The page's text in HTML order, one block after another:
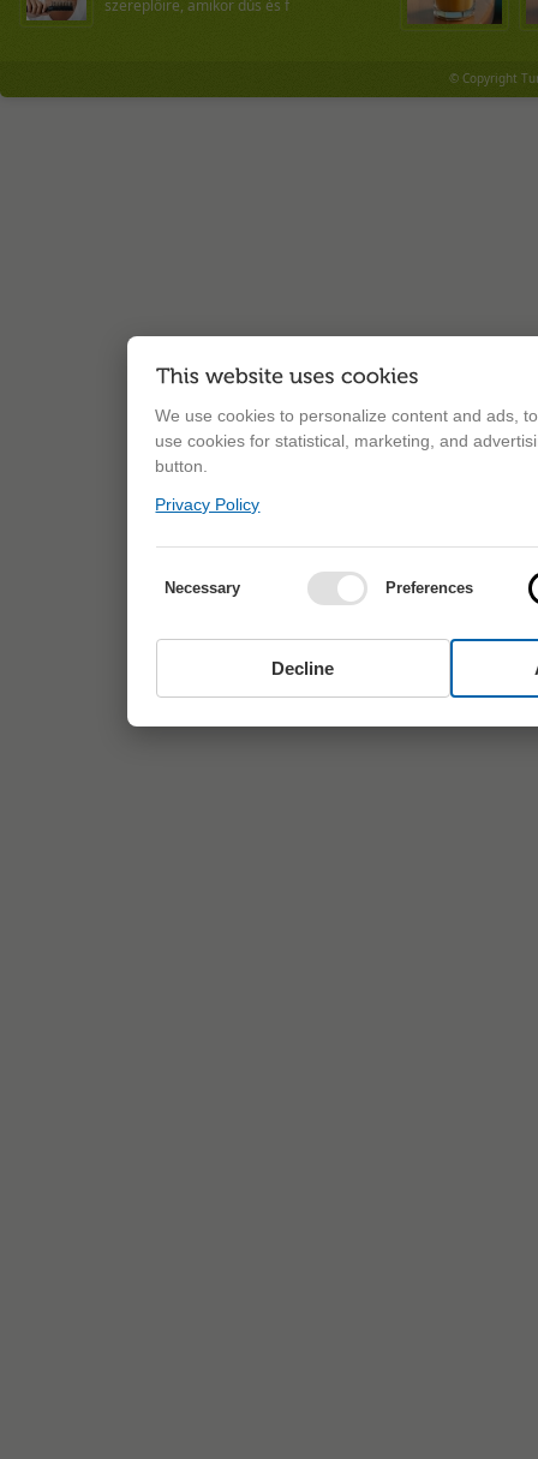
szereplőire, amikor dús és f
© Copyright
We use cookies to personalize content and ads,
use cookies for statistical, marketing, and
button.
Privacy Policy
Necessary Preferences
Decline